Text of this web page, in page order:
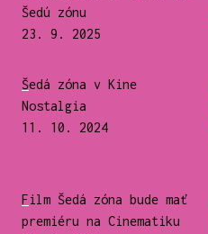
Šedú zónu
23. 9. 2025
Šedá zóna v Kine
Nostalgia
11. 10. 2024
Film Šedá zóna bude mať
premiéru na Cinematiku